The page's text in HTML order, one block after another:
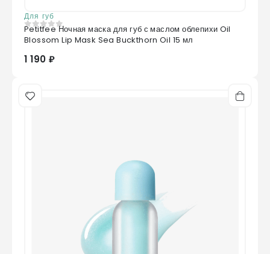
Для губ
0 из 5
Petitfee Ночная маска для губ с маслом облепихи Oil
Blossom Lip Mask Sea Buckthorn Oil 15 мл
1 190 ₽